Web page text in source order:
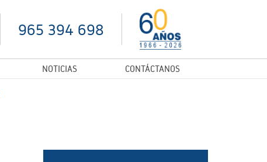
965 394 698
NOTICIAS CONTÁCTANOS